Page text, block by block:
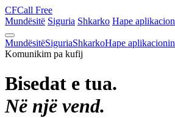
CFCall Free
Mundësitë Siguria Shkarko Hape
MundësitëSiguriaShkarkoHape aplikacionin
Komunikim pa kufij
Bisedat e tua.
Në një vend.